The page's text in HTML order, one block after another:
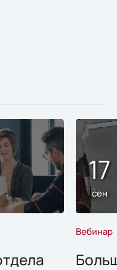
17
сен
Вебинар